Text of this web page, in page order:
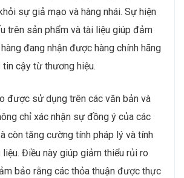
sự giả mạo và hàng nhái. Sự hiện
trên sản phẩm và tài liệu giúp đảm
đang nhận được hàng chính hãng
cậy từ thương hiệu.
được sử dụng trên các văn bản và
chỉ xác nhận sự đồng ý của các
còn tăng cường tính pháp lý và tính
Điều này giúp giảm thiểu rủi ro
bảo rằng các thỏa thuận được thực